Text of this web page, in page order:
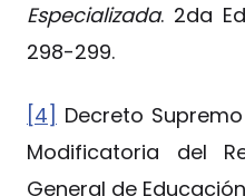
Especializada. 2da
298-299.
[4] Decreto Supremo
Modificatoria del
General de Educación